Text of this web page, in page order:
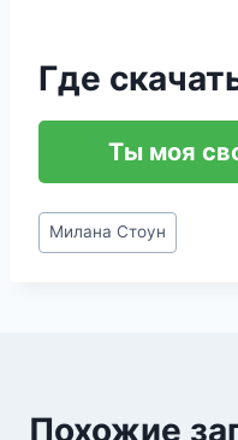
Где
Ты моя
Метки
записи:
Милана Стоун
Похожие